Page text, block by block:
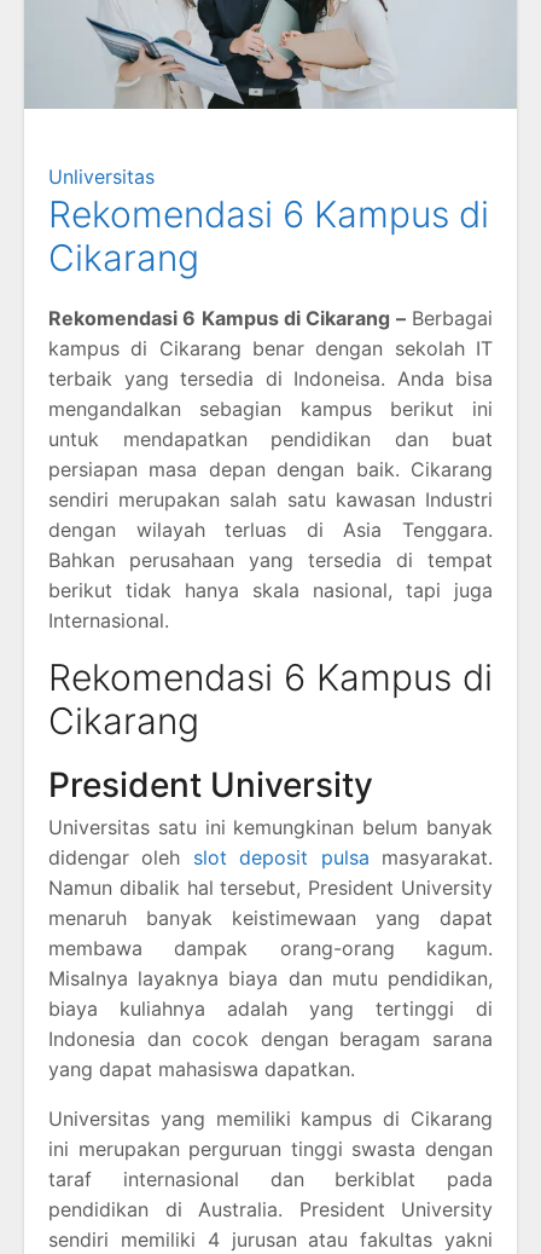
Unliversitas
Rekomendasi 6 Kampus di
Cikarang
Rekomendasi 6 Kampus di Cikarang –Berbagai
kampus di Cikarang benar dengan sekolah IT
terbaik yang tersedia di Indoneisa. Anda bisa
mengandalkan sebagian kampus berikut ini
untuk mendapatkan pendidikan dan buat
persiapan masa depan dengan baik. Cikarang
sendiri merupakan salah satu kawasan Industri
dengan wilayah terluas di Asia Tenggara.
Bahkan perusahaan yang tersedia di tempat
berikut tidak hanya skala nasional, tapi juga
Internasional.
Rekomendasi 6 Kampus di
Cikarang
President University
Universitas satu ini kemungkinan belum banyak
didengar oleh slot deposit pulsa masyarakat.
Namun dibalik hal tersebut, President University
menaruh banyak keistimewaan yang dapat
membawa dampak orang-orang kagum.
Misalnya layaknya biaya dan mutu pendidikan,
biaya kuliahnya adalah yang tertinggi di
Indonesia dan cocok dengan beragam sarana
yang dapat mahasiswa dapatkan.
Universitas yang memiliki kampus di Cikarang
ini merupakan perguruan tinggi swasta dengan
taraf internasional dan berkiblat pada
pendidikan di Australia. President University
sendiri memiliki 4 jurusan atau fakultas yakni